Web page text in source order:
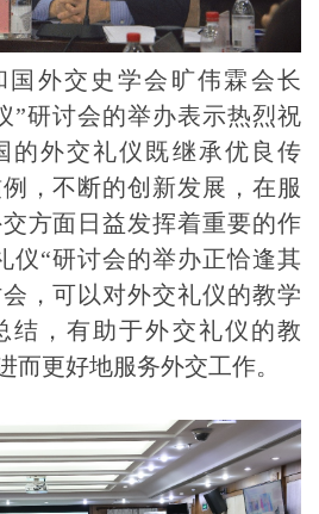
国外交史学会 旷伟霖会长
”研讨会的举办表示热烈祝
的外交礼仪既继承优良传
，不断的创新发展，在服
方面日益发挥着重要的作
仪“研讨会的举办正恰逢其
，可以对外交礼仪的教学
结 ，有助于外交礼仪的教
而更好地服务外交工作。